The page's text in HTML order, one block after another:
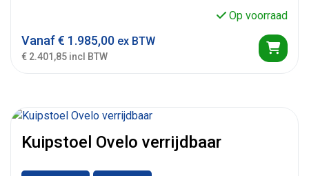
Op voorraad
Vanaf€ 1.985,00 ex BTW
€ 2.401,85 incl BTW
Kuipstoel Ovelo verrijdbaar